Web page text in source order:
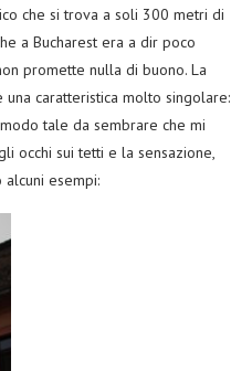
che si trova a soli 300 metri di
a Bucharest era a dir poco
promette nulla di buono. La
caratteristica molto singolare:
tale da sembrare che mi
occhi sui tetti e la sensazione,
alcuni esempi: